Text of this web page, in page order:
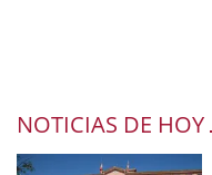
NOTICIAS DE HOY